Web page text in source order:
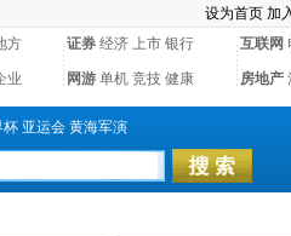
设为首页 加
方 证券 经济 上市 银行 互联网
业 网游 单机 竞技 健康 房地产
杯 亚运会 黄海军演